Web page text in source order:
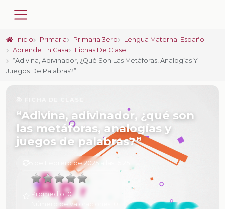
Inicio Primaria Primaria 3ero
Lengua Materna. Español
Aprende En Casa
Fichas De Clase
“Adivina, Adivinador, ¿qué Son Las Metáforas, Analogías Y
Juegos De Palabras?”
“Adivina, adivinador, ¿qué son
las metáforas, analogías y
juegos de palabras?”
6 de Febrero de 2025 a las 15:25
Promedio:0
Número de valoraciones: